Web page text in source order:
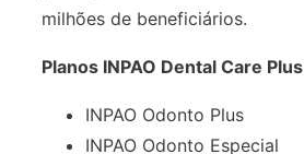
milhões de beneficiários.
Planos INPAO Dental Care Plus
INPAO Odonto Plus
INPAO Odonto Especial